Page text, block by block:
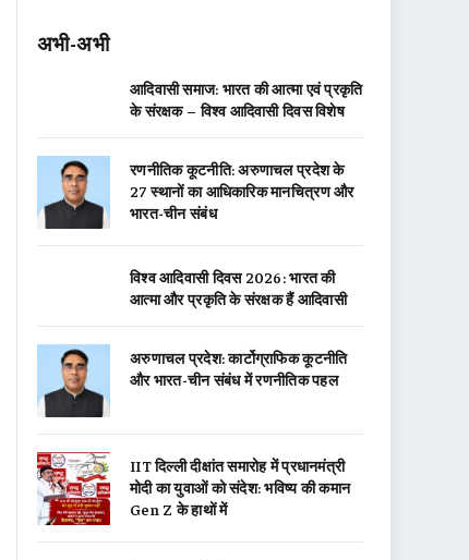
अभी-अभी
आदिवासी समाज: भारत की आत्मा एवं प्रकृति
के संरक्षक – विश्व आदिवासी दिवस विशेष
रणनीतिक कूटनीति: अरुणाचल प्रदेश के
27 स्थानों का आधिकारिक मानचित्रण और
भारत-चीन संबंध
विश्व आदिवासी दिवस 2026: भारत की
आत्मा और प्रकृति के संरक्षक हैं आदिवासी
अरुणाचल प्रदेश: कार्टोग्राफिक कूटनीति
और भारत-चीन संबंध में रणनीतिक पहल
IIT दिल्ली दीक्षांत समारोह में प्रधानमंत्री
मोदी का युवाओं को संदेश: भविष्य की कमान
Gen Z के हाथों में